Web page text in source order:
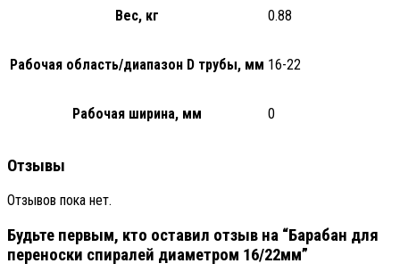
Вес, кг 0.88
Рабочая область/диапазон D трубы, мм 16-22
Рабочая ширина, мм 0
Отзывы
Отзывов пока нет.
Будьте первым, кто оставил отзыв на “Барабан для
переноски спиралей диаметром 16/22мм”